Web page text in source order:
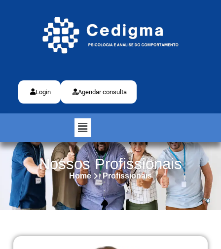
Login Agendar consulta
Nossos Profissionais
Home Profissionais